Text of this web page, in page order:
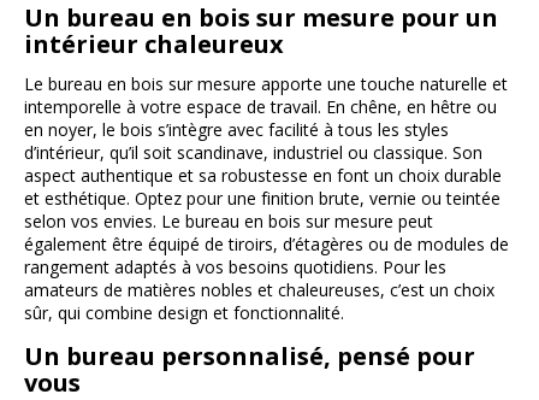
Un bureau en bois sur mesure pour un
intérieur chaleureux
Le bureau en bois sur mesure apporte une touche naturelle et
intemporelle à votre espace de travail. En chêne, en hêtre ou
en noyer, le bois s’intègre avec facilité à tous les styles
d’intérieur, qu’il soit scandinave, industriel ou classique. Son
aspect authentique et sa robustesse en font un choix durable
et esthétique. Optez pour une finition brute, vernie ou teintée
selon vos envies. Le bureau en bois sur mesure peut
également être équipé de tiroirs, d’étagères ou de modules de
rangement adaptés à vos besoins quotidiens. Pour les
amateurs de matières nobles et chaleureuses, c’est un choix
sûr, qui combine design et fonctionnalité.
Un bureau personnalisé, pensé pour
vous